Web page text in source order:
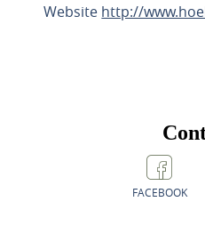
Website http://
FACEBOOK